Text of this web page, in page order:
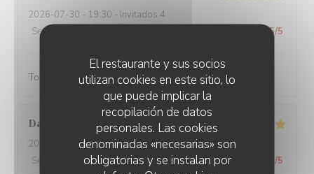
El restaurante y sus socios
utilizan cookies en este sitio, lo
que puede implicar la
recopilación de datos
personales. Las cookies
denominadas «necesarias» son
obligatorias y se instalan por
2026-07-30 - 19:30 - Invitados 4
Servicio
5/5
Toujours servi avec bonne humeur ! Plats délicieux
Damien
2026-08-01- 19:15 - Invitados 3
Servicio
/5 Ambiente:5/5 Menú:5/5 Calidad / Precio /5